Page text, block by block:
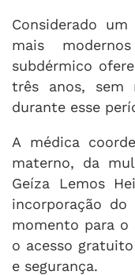
Considerado
mais
subdérmico
três anos, sem
durante esse
A médica
materno, da
Geíza Lemos
incorporação
momento para o
o acesso
e segurança.